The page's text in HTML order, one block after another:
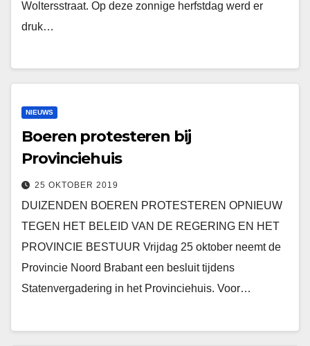
Woltersstraat. Op deze zonnige herfstdag werd er
druk…
NIEUWS
Boeren protesteren bij
Provinciehuis
25 OKTOBER 2019
DUIZENDEN BOEREN PROTESTEREN OPNIEUW
TEGEN HET BELEID VAN DE REGERING EN HET
PROVINCIE BESTUUR Vrijdag 25 oktober neemt de
Provincie Noord Brabant een besluit tijdens
Statenvergadering in het Provinciehuis. Voor…